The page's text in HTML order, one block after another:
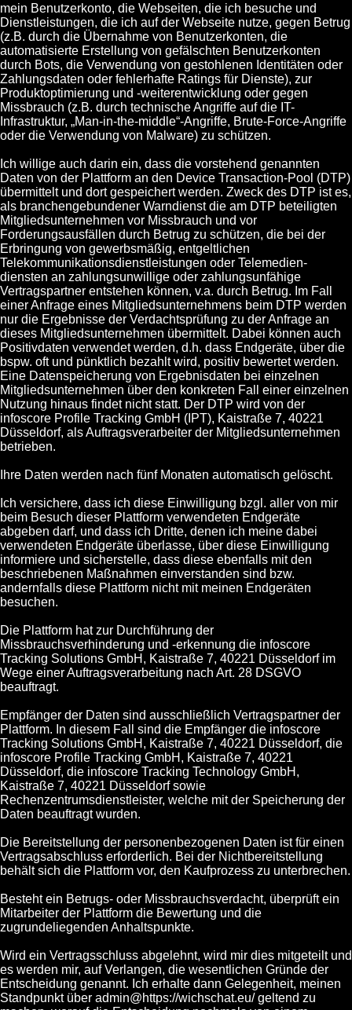
mein Benutzerkonto, die Webseiten, die ich besuche und
Dienstleistungen, die ich auf der Webseite nutze, gegen Betrug
(z.B. durch die Übernahme von Benutzerkonten, die
automatisierte Erstellung von gefälschten Benutzerkonten
durch Bots, die Verwendung von gestohlenen Identitäten oder
Zahlungsdaten oder fehlerhafte Ratings für Dienste), zur
Produktoptimierung und -weiterentwicklung oder gegen
Missbrauch (z.B. durch technische Angriffe auf die IT-
Infrastruktur, „Man-in-the-middle“-Angriffe, Brute-Force-Angriffe
oder die Verwendung von Malware) zu schützen.
Ich willige auch darin ein, dass die vorstehend genannten
Daten von der Plattform an den Device Transaction-Pool (DTP)
übermittelt und dort gespeichert werden. Zweck des DTP ist es,
als branchengebundener Warndienst die am DTP beteiligten
Mitgliedsunternehmen vor Missbrauch und vor
Forderungsausfällen durch Betrug zu schützen, die bei der
Erbringung von gewerbsmäßig, entgeltlichen
Telekommunikationsdienstleistungen oder Telemedien-
diensten an zahlungsunwillige oder zahlungsunfähige
Vertragspartner entstehen können, v.a. durch Betrug. Im Fall
einer Anfrage eines Mitgliedsunternehmens beim DTP werden
nur die Ergebnisse der Verdachtsprüfung zu der Anfrage an
dieses Mitgliedsunternehmen übermittelt. Dabei können auch
Positivdaten verwendet werden, d.h. dass Endgeräte, über die
bspw. oft und pünktlich bezahlt wird, positiv bewertet werden.
Eine Datenspeicherung von Ergebnisdaten bei einzelnen
Mitgliedsunternehmen über den konkreten Fall einer einzelnen
Nutzung hinaus findet nicht statt. Der DTP wird von der
infoscore Profile Tracking GmbH (IPT), Kaistraße 7, 40221
Düsseldorf, als Auftragsverarbeiter der Mitgliedsunternehmen
betrieben.
Ihre Daten werden nach fünf Monaten automatisch gelöscht.
Ich versichere, dass ich diese Einwilligung bzgl. aller von mir
beim Besuch dieser Plattform verwendeten Endgeräte
abgeben darf, und dass ich Dritte, denen ich meine dabei
verwendeten Endgeräte überlasse, über diese Einwilligung
informiere und sicherstelle, dass diese ebenfalls mit den
beschriebenen Maßnahmen einverstanden sind bzw.
andernfalls diese Plattform nicht mit meinen Endgeräten
besuchen.
Die Plattform hat zur Durchführung der
Missbrauchsverhinderung und -erkennung die infoscore
Tracking Solutions GmbH, Kaistraße 7, 40221 Düsseldorf im
Wege einer Auftragsverarbeitung nach Art. 28 DSGVO
beauftragt.
Empfänger der Daten sind ausschließlich Vertragspartner der
Plattform. In diesem Fall sind die Empfänger die infoscore
Tracking Solutions GmbH, Kaistraße 7, 40221 Düsseldorf, die
infoscore Profile Tracking GmbH, Kaistraße 7, 40221
Düsseldorf, die infoscore Tracking Technology GmbH,
Kaistraße 7, 40221 Düsseldorf sowie
Rechenzentrumsdienstleister, welche mit der Speicherung der
Daten beauftragt wurden.
Die Bereitstellung der personenbezogenen Daten ist für einen
Vertragsabschluss erforderlich. Bei der Nichtbereitstellung
behält sich die Plattform vor, den Kaufprozess zu unterbrechen.
Besteht ein Betrugs- oder Missbrauchsverdacht, überprüft ein
Mitarbeiter der Plattform die Bewertung und die
zugrundeliegenden Anhaltspunkte.
Wird ein Vertragsschluss abgelehnt, wird mir dies mitgeteilt und
es werden mir, auf Verlangen, die wesentlichen Gründe der
Entscheidung genannt. Ich erhalte dann Gelegenheit, meinen
Standpunkt über admin@https://wichschat.eu/ geltend zu